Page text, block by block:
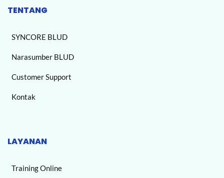
TENTANG
SYNCORE BLUD
Narasumber BLUD
Customer Support
Kontak
LAYANAN
Training Online